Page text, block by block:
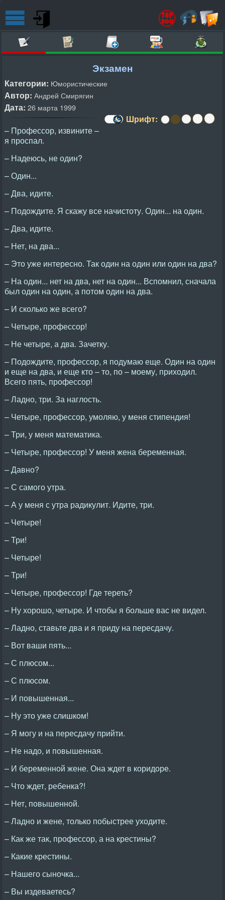
Экзамен
Категории: Юмористические
Автор: Андрей Смирягин
Дата: 26 марта 1999
Шрифт:
– Профессор, извините –
я проспал.
– Надеюсь, не один?
– Один...
– Два, идите.
– Подождите. Я скажу все начистоту. Один... на один.
– Два, идите.
– Нет, на два...
– Это уже интересно. Так один на один или один на два?
– На один... нет на два, нет на один... Вспомнил, сначала
был один на один, а потом один на два.
– И сколько же всего?
– Четыре, профессор!
– Не четыре, а два. Зачетку.
– Подождите, профессор, я подумаю еще. Один на один
и еще на два, и еще кто – то, по – моему, приходил.
Всего пять, профессор!
– Ладно, три. За наглость.
– Четыре, профессор, умоляю, у меня стипендия!
– Три, у меня математика.
– Четыре, профессор! У меня жена беременная.
– Давно?
– С самого утра.
– А у меня с утра радикулит. Идите, три.
– Четыре!
– Три!
– Четыре!
– Три!
– Четыре, профессор! Где тереть?
– Ну хорошо, четыре. И чтобы я больше вас не видел.
– Ладно, ставьте два и я приду на пересдачу.
– Вот ваши пять...
– С плюсом...
– С плюсом.
– И повышенная...
– Ну это уже слишком!
– Я могу и на пересдачу прийти.
– Не надо, и повышенная.
– И беременной жене. Она ждет в коридоре.
– Что ждет, ребенка?!
– Нет, повышенной.
– Ладно и жене, только побыстрее уходите.
– Как же так, профессор, а на крестины?
– Какие крестины.
– Нашего сыночка...
– Вы издеваетесь?